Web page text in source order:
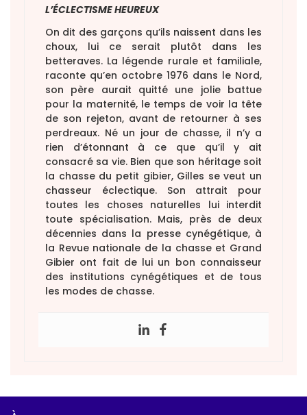
L’ÉCLECTISME HEUREUX
On dit des garçons qu’ils naissent dans les
choux, lui ce serait plutôt dans les
betteraves. La légende rurale et familiale,
raconte qu’en octobre 1976 dans le Nord,
son père aurait quitté une jolie battue
pour la maternité, le temps de voir la tête
de son rejeton, avant de retourner à ses
perdreaux. Né un jour de chasse, il n’y a
rien d’étonnant à ce que qu’il y ait
consacré sa vie. Bien que son héritage soit
la chasse du petit gibier, Gilles se veut un
chasseur éclectique. Son attrait pour
toutes les choses naturelles lui interdit
toute spécialisation. Mais, près de deux
décennies dans la presse cynégétique, à
la Revue nationale de la chasse et Grand
Gibier ont fait de lui un bon connaisseur
des institutions cynégétiques et de tous
les modes de chasse.